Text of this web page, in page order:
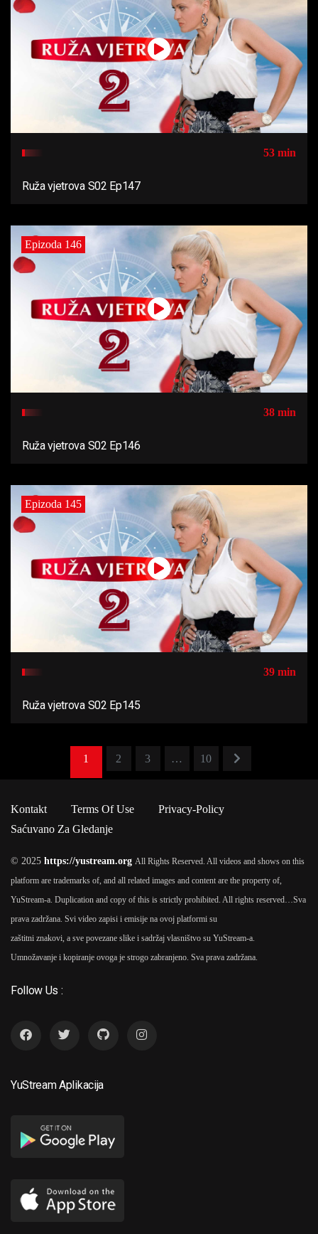
53 min
Ruža vjetrova S02 Ep147
Epizoda 146
38 min
Ruža vjetrova S02 Ep146
Epizoda 145
39 min
Ruža vjetrova S02 Ep145
1 2 3 … 10
Kontakt Terms Of Use
Privacy-Policy
Saćuvano Za Gledanje
© 2025 https://yustream.org All Rights Reserved. All videos and shows on this
platform are trademarks of, and all related images and content are the property of,
YuStream-a. Duplication and copy of this is strictly prohibited. All rights reserved… Sva
prava zadržana. Svi video zapisi i emisije na ovoj platformi su
zaštitni znakovi, a sve povezane slike i sadržaj vlasništvo su YuStream-a.
Umnožavanje i kopiranje ovoga je strogo zabranjeno. Sva prava zadržana.
Follow Us :
YuStream Aplikacija